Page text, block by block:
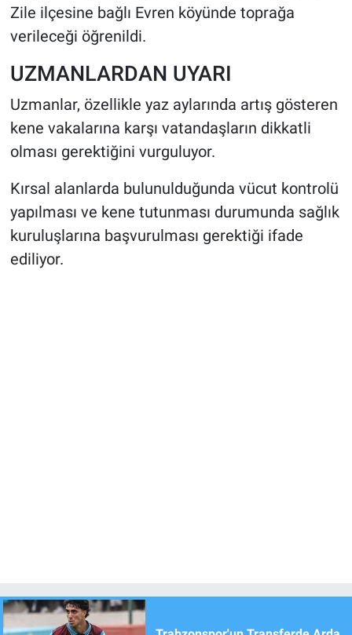
Zile ilçesine bağlı Evren köyünde toprağa
verileceği öğrenildi.
UZMANLARDAN UYARI
Uzmanlar, özellikle yaz aylarında artış gösteren
kene vakalarına karşı vatandaşların dikkatli
olması gerektiğini vurguluyor.
Kırsal alanlarda bulunulduğunda vücut kontrolü
yapılması ve kene tutunması durumunda sağlık
kuruluşlarına başvurulması gerektiği ifade
ediliyor.